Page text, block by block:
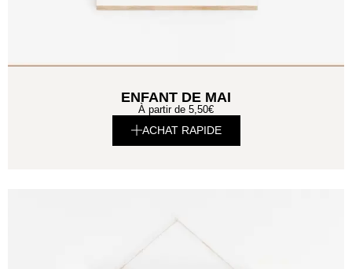
ENFANT DE MAI
À partir de 5,50€
ACHAT RAPIDE